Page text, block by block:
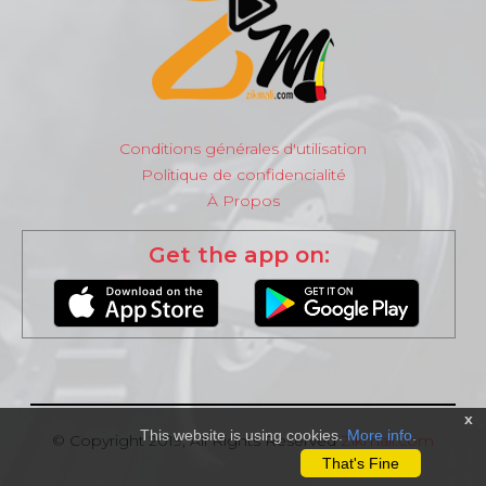
Conditions générales d'utilisation
Politique de confidencialité
À Propos
Get the app on:
© Copyright 2019, All Rights ReservedZikmali.com
x
This website is using cookies. More info
That's Fine